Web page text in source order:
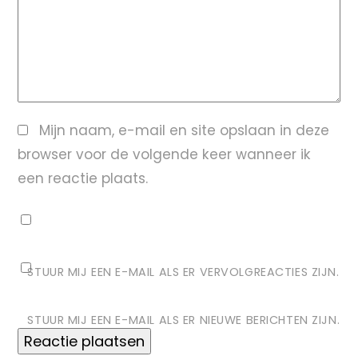
Mijn naam, e-mail en site opslaan in deze
browser voor de volgende keer wanneer ik
een reactie plaats.
STUUR MIJ EEN E-MAIL ALS ER VERVOLGREACTIES ZIJN.
STUUR MIJ EEN E-MAIL ALS ER NIEUWE BERICHTEN ZIJN.